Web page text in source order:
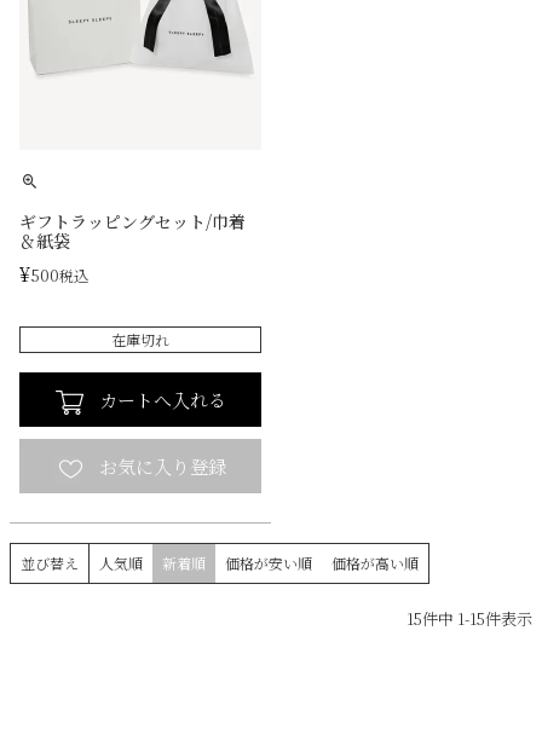
ギフトラッピングセット/巾着
＆紙袋
¥500税込
在庫切れ
カートへ入れる
並び替え 人気順 新着順 価格が安い順 価格が高い順
15件中 1-15件表示